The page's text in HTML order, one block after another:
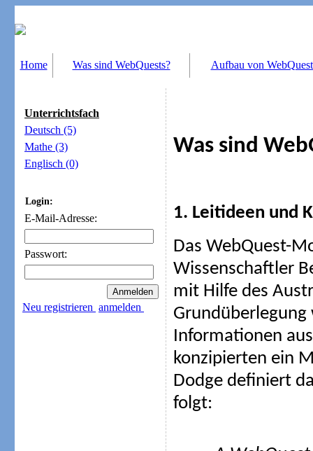
Home Was sind WebQuests? Aufbau von
Unterrichtsfach
Deutsch (5)
Mathe (3)
Englisch (0)
Login:
E-Mail-Adresse:
Passwort:
Neu registrieren anmelden
Was sind
1. Leitideen und
Das WebQuest-
Wissenschaftler
mit Hilfe des
Grundüberlegung
Informationen
konzipierten ein
Dodge definiert
folgt: